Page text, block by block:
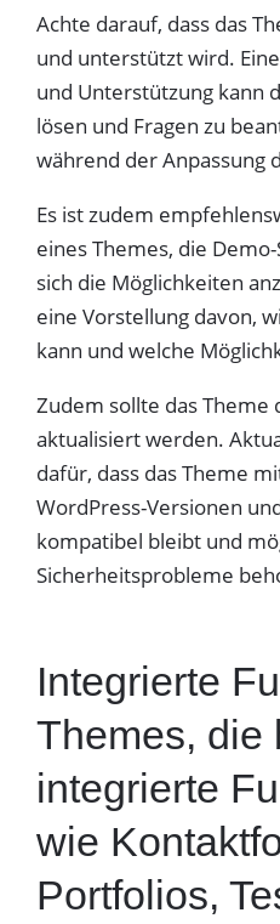
Achte darauf, dass das
und unterstützt wird.
und Unterstützung kann
lösen und Fragen zu
während der Anpassung
Es ist zudem
eines Themes, die
sich die Möglichkeiten
eine Vorstellung davon,
kann und welche
Zudem sollte das
aktualisiert werden.
dafür, dass das Theme
WordPress-Versionen
kompatibel bleibt und
Sicherheitsprobleme
Integrierte
Themes, die
integrierte
wie
Portfolios,